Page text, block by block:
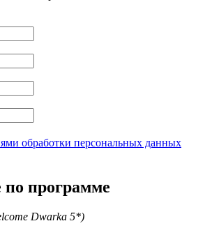
обработки персональных данных
программе
Dwarka 5*)